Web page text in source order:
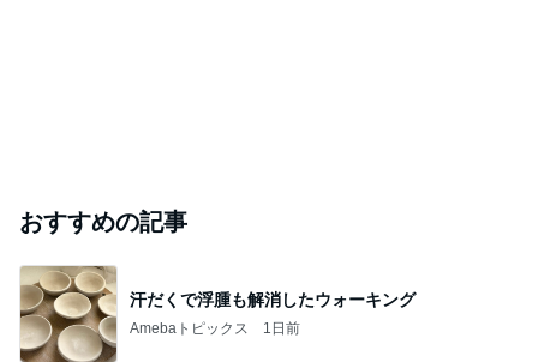
おすすめの記事
汗だくで浮腫も解消したウォーキング
Amebaトピックス 1日前